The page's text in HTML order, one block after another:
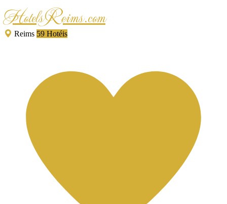
HotelsReims.com
Reims 59 Hotéis